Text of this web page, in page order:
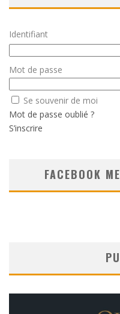
Identifiant
Mot de passe
Se souvenir de moi
Mot de passe oublié ?
S’inscrire
FACEBOOK